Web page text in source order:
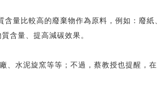
量比較高的廢棄物作為原料，例如：廢紙
含量、提高減碳效果。
、水泥旋窯等等；不過，蔡教授也提醒，